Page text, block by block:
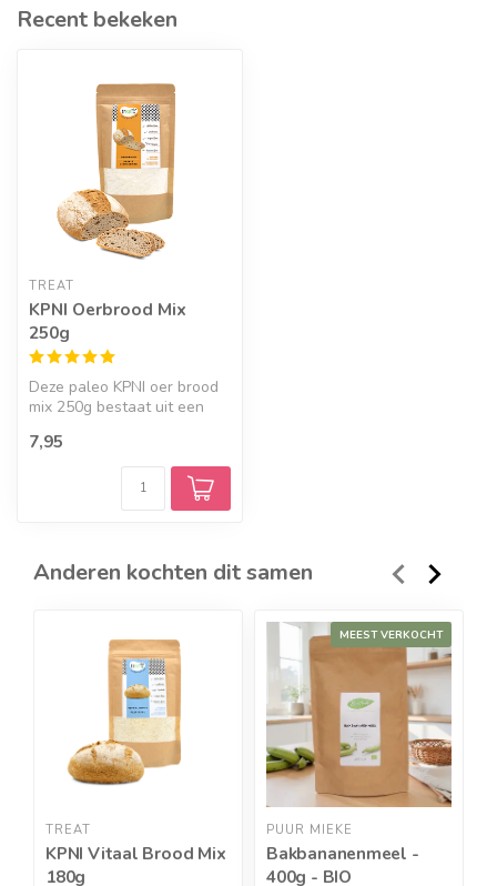
Recent bekeken
TREAT
KPNI Oerbrood Mix
250g
Deze paleo KPNI oer brood
mix 250g bestaat uit een
veze...
7,95
Anderen kochten dit samen
TREAT
KPNI Vitaal Brood Mix
180g
MEEST VERKOCHT
PUUR MIEKE
Bakbananenmeel -
400g - BIO